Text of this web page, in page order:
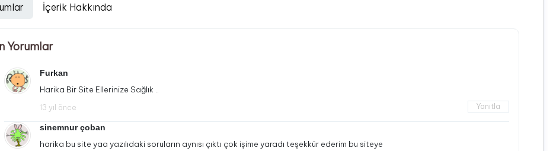
İçerik Hakkında
Yorumlar
Furkan
Harika Bir Site Ellerinize Sağlık ..
13 yıl önce Yanıtla
sinemnur çoban
harika bu site yaa yazılıdaki soruların aynısı çıktı çok işime yaradı teşekkür ederim bu siteye